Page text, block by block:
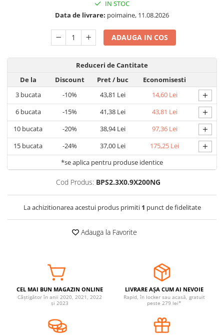
Jucarii bebelusi
Covorase ortopedice senzoriale
Cuburi magnetice JollyHeap®
LEGO
Stikere decorative si covoare
Stickere decorative
Covorase de joaca
Ingrijire adulti
IN STOC
Data de livrare: poimaine, 11.08.2026
ADAUGA IN COS
Reduceri de Cantitate
De la
Discount Pret/ buc
Economisesti
3bucata -10% 43,81 Lei 14,60 Lei +
6bucata -15% 41,38 Lei 43,81 Lei +
10 bucata -20% 38,94 Lei 97,36 Lei +
15 bucata -24% 37,00 Lei 175,25 Lei +
*se aplica pentru produse identice
Cod Produs: BPS2.3X0.9X200NG
La achizitionarea acestui produs primiti 1 punct de fidelitate
Adauga la Favorite
CEL MAI BUN MAGAZIN ONLINE
Câștigător în anii 2020, 2021, 2022
și 2023
LIVRARE AȘA CUM AI NEVOIE
Rapid, în locker sau acasă, gratuit
peste 279 lei*